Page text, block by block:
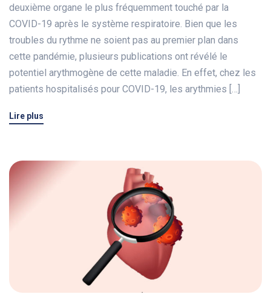
deuxième organe le plus fréquemment touché par la
COVID-19 après le système respiratoire. Bien que les
troubles du rythme ne soient pas au premier plan dans
cette pandémie, plusieurs publications ont révélé le
potentiel arythmogène de cette maladie. En effet, chez les
patients hospitalisés pour COVID-19, les arythmies […]
Lire plus